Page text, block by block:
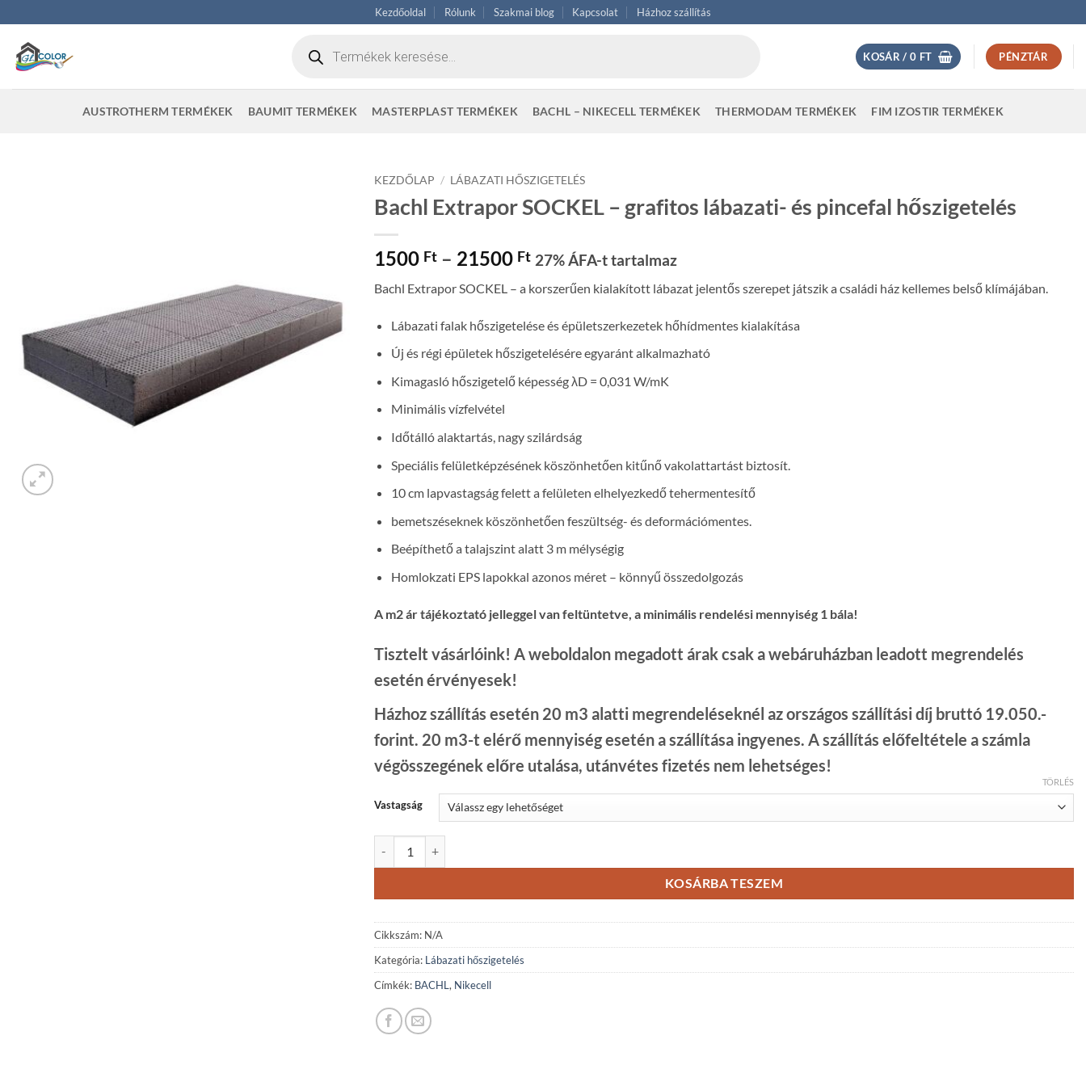
to
content
Kezdőoldal Rólunk Szakmai blog Kapcsolat Házhoz szállítás
search
KOSÁR /0 FT PÉNZTÁR
AUSTROTHERM TERMÉKEK BAUMIT TERMÉKEK MASTERPLAST TERMÉKEK BACHL – NIKECELL TERMÉKEK THERMODAM TERMÉKEK FIM IZOSTIR TERMÉKEK
KEZDŐLAP / LÁBAZATI HŐSZIGETELÉS
Bachl Extrapor SOCKEL – grafitos lábazati- és pincefal hőszigetelés
1500 Ft – 21500 FtÁrtartomány:
-
27% ÁFA-t tartalmaz
Bachl Extrapor SOCKEL – a korszerűen kialakított lábazat jelentős szerepet játszik a családi ház kellemes belső klímájában.
Lábazati falak hőszigetelése és épületszerkezetek hőhídmentes kialakítása
Új és régi épületek hőszigetelésére egyaránt alkalmazható
Kimagasló hőszigetelő képesség λD = 0,031 W/mK
Minimális vízfelvétel
Időtálló alaktartás, nagy szilárdság
Speciális felületképzésének köszönhetően kitűnő vakolattartást biztosít.
10 cm lapvastagság felett a felületen elhelyezkedő tehermentesítő
bemetszéseknek köszönhetően feszültség- és deformációmentes.
Beépíthető a talajszint alatt 3 m mélységig
Homlokzati EPS lapokkal azonos méret – könnyű összedolgozás
A m2 ár tájékoztató jelleggel van feltüntetve, a minimális rendelési mennyiség 1 bála!
Tisztelt vásárlóink! A weboldalon megadott árak csak a webáruházban leadott megrendelés
esetén érvényesek!
Házhoz szállítás esetén 20 m3 alatti megrendeléseknél az országos szállítási díj bruttó 19.050.-
forint. 20 m3-t elérő mennyiség esetén a szállítása ingyenes. A szállítás előfeltétele a számla
végösszegének előre utalása, utánvétes fizetés nem lehetséges!
Vastagság
TÖRLÉS
KOSÁRBA TESZEM
Cikkszám: N/A
Kategória: Lábazati hőszigetelés
Címkék: BACHL, Nikecell